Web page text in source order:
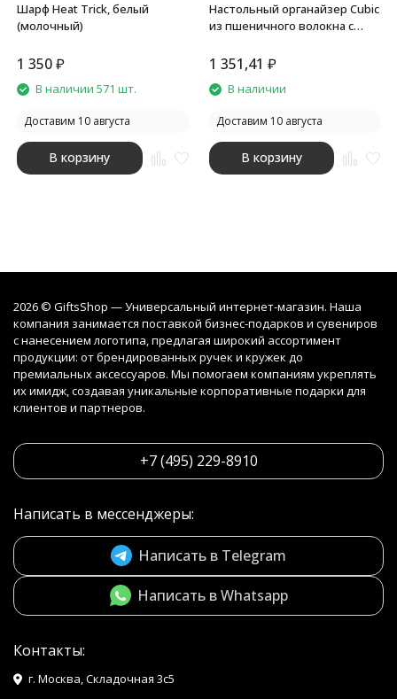
Шарф Heat Trick, белый
(молочный)
1 350₽
В наличии 571 шт.
Доставим 10 августа
В корзину
Настольный органайзер Cubic
из пшеничного волокна с
зарядки и выходами USB
1 351,41 ₽
В наличии
Доставим 10 августа
В корзину
2026 © GiftsShop — Универсальный интернет-магазин. Наша
компания занимается поставкой бизнес-подарков и сувениров
с нанесением логотипа, предлагая широкий ассортимент
продукции: от брендированных ручек и кружек до
премиальных аксессуаров. Мы помогаем компаниям укреплять
их имидж, создавая уникальные корпоративные подарки для
клиентов и партнеров.
+7 (495) 229-8910
Написать в мессенджеры:
Написать в Telegram
Написать в Whatsapp
Контакты:
г. Москва, Складочная 3с5